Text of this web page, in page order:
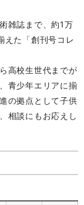
雑誌まで、約1万
えた「創刊号コレ
高校生世代までが
青少年エリアに揃
の拠点として子供
相談にもお応えし